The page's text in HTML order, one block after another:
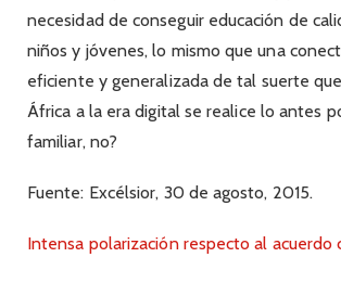
necesidad de conseguir educación de
niños y jóvenes, lo mismo que una
eficiente y generalizada de tal suerte
África a la era digital se realice lo antes
familiar, no?
Fuente: Excélsior, 30 de agosto, 2015.
Intensa polarización respecto al acuerdo